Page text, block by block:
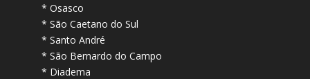
* Osasco
* São Caetano do Sul
* Santo André
* São Bernardo do Campo
* Diadema